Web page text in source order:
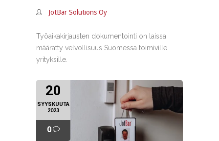
JotBar Solutions Oy
Työaikakirjausten dokumentointi on laissa
määrätty velvollisuus Suomessa toimiville
yrityksille.
20
SYYSKUUTA
2023
0